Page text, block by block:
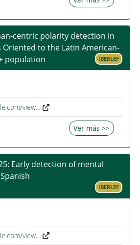
centric polarity detection in
Oriented to the Latin American-
population
IBERLEF
view…
Ver más >>
Early detection of mental
IBERLEF
view…